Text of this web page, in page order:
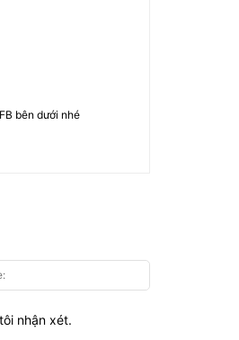
bên dưới nhé
nhận xét.